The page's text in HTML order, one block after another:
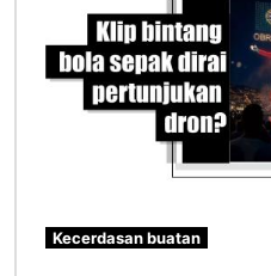
Kecerdasan buatan